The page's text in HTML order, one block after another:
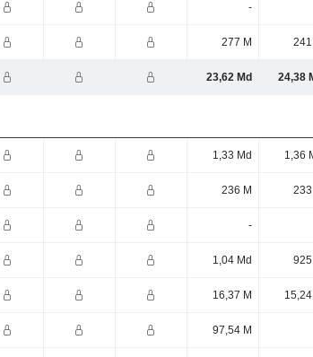
-
277 M 241
23,62 Md 24,38
1,33 Md 1,36
236 M 233
-
1,04 Md 925
16,37 M 15,24
97,54 M